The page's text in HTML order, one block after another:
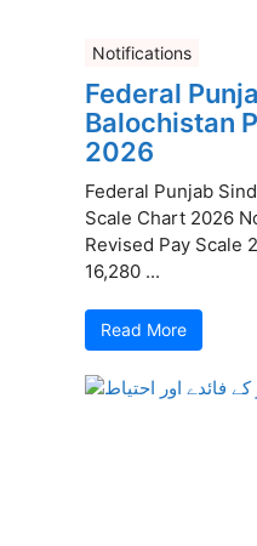
Notifications
Federal
Balochistan
2026
Federal Punjab
Scale Chart 2026
Revised Pay Scale
16,280 ...
Read More